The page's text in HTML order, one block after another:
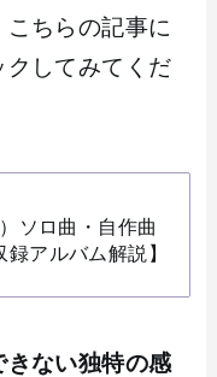
ちらの記事に
クしてみてくだ
ソロ曲・自作曲
アルバム解説】
きない独特の感